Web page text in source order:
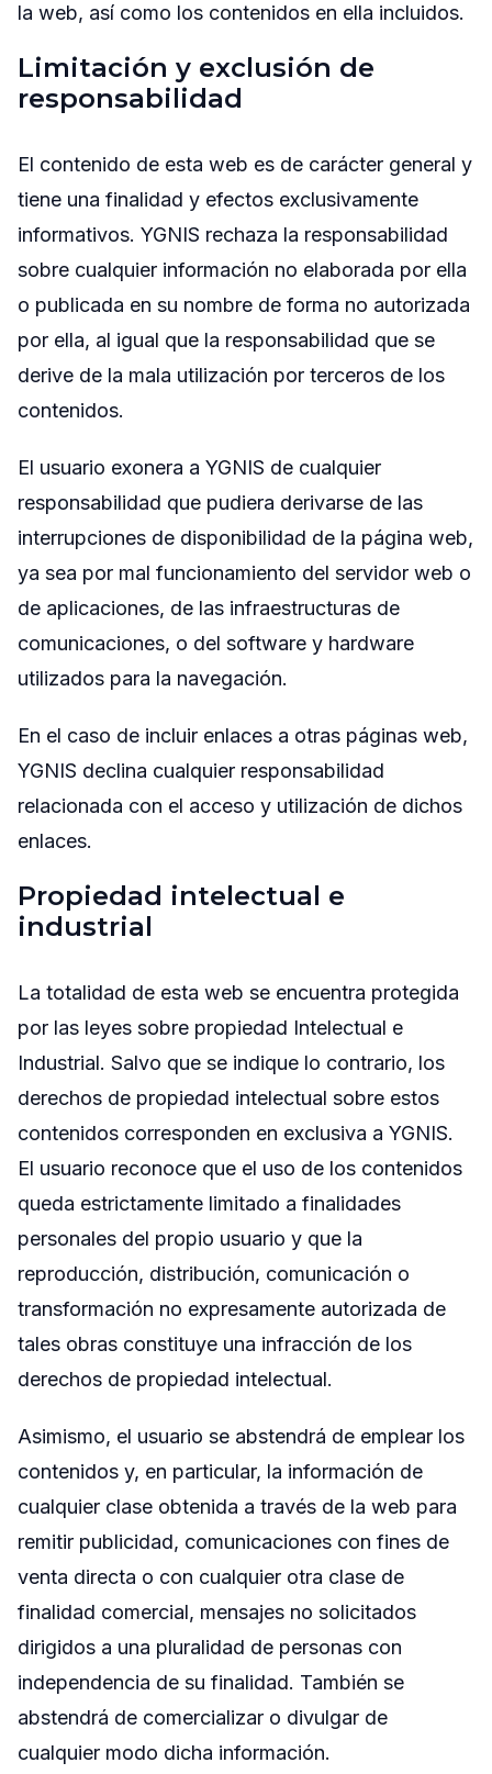
la web, así como los contenidos en ella incluidos.
Limitación y exclusión de
responsabilidad
El contenido de esta web es de carácter general y
tiene una finalidad y efectos exclusivamente
informativos. YGNIS rechaza la responsabilidad
sobre cualquier información no elaborada por ella
o publicada en su nombre de forma no autorizada
por ella, al igual que la responsabilidad que se
derive de la mala utilización por terceros de los
contenidos.
El usuario exonera a YGNIS de cualquier
responsabilidad que pudiera derivarse de las
interrupciones de disponibilidad de la página web,
ya sea por mal funcionamiento del servidor web o
de aplicaciones, de las infraestructuras de
comunicaciones, o del software y hardware
utilizados para la navegación.
En el caso de incluir enlaces a otras páginas web,
YGNIS declina cualquier responsabilidad
relacionada con el acceso y utilización de dichos
enlaces.
Propiedad intelectual e
industrial
La totalidad de esta web se encuentra protegida
por las leyes sobre propiedad Intelectual e
Industrial. Salvo que se indique lo contrario, los
derechos de propiedad intelectual sobre estos
contenidos corresponden en exclusiva a YGNIS.
El usuario reconoce que el uso de los contenidos
queda estrictamente limitado a finalidades
personales del propio usuario y que la
reproducción, distribución, comunicación o
transformación no expresamente autorizada de
tales obras constituye una infracción de los
derechos de propiedad intelectual.
Asimismo, el usuario se abstendrá de emplear los
contenidos y, en particular, la información de
cualquier clase obtenida a través de la web para
remitir publicidad, comunicaciones con fines de
venta directa o con cualquier otra clase de
finalidad comercial, mensajes no solicitados
dirigidos a una pluralidad de personas con
independencia de su finalidad. También se
abstendrá de comercializar o divulgar de
cualquier modo dicha información.